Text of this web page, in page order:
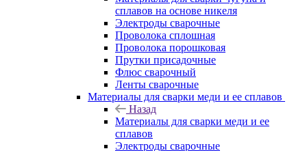
сплавов на основе никеля
Электроды сварочные
Проволока сплошная
Проволока порошковая
Прутки присадочные
Флюс сварочный
Ленты сварочные
Материалы для сварки меди и ее сплавов
Назад
Материалы для сварки меди и ее
сплавов
Электроды сварочные